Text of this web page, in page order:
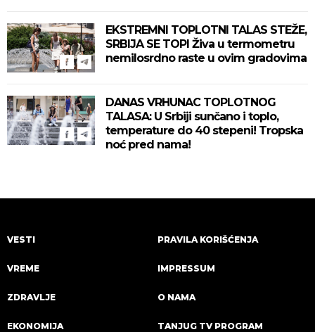
EKSTREMNI TOPLOTNI TALAS STEŽE,
SRBIJA SE TOPI Živa u termometru
nemilosrdno raste u ovim gradovima
DANAS VRHUNAC TOPLOTNOG
TALASA: U Srbiji sunčano i toplo,
temperature do 40 stepeni! Tropska
noć pred nama!
VESTI
VREME
ZDRAVLJE
EKONOMIJA
PRAVILA KORIŠĆENJA
IMPRESSUM
O NAMA
TANJUG TV PROGRAM